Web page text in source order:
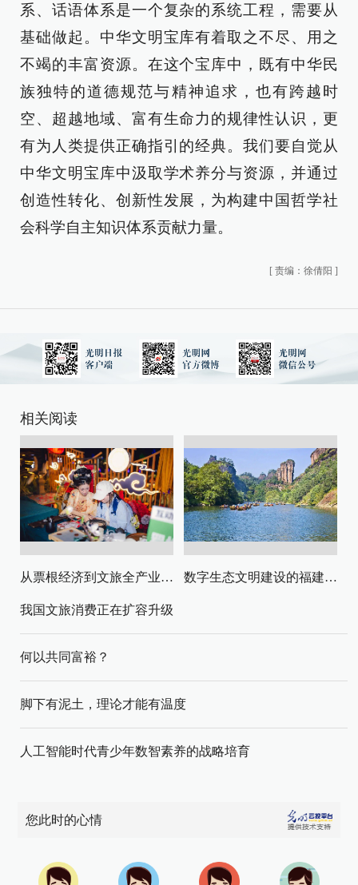
系、话语体系是一个复杂的系统工程，需要从
基础做起。中华文明宝库有着取之不尽、用之
不竭的丰富资源。在这个宝库中，既有中华民
族独特的道德规范与精神追求，也有跨越时
空、超越地域、富有生命力的规律性认识，更
有为人类提供正确指引的经典。我们要自觉从
中华文明宝库中汲取学术养分与资源，并通过
创造性转化、创新性发展，为构建中国哲学社
会科学自主知识体系贡献力量。
[ 责编：徐倩阳 ]
相关阅读
从票根经济到文旅全产业链升级 数字生态文明建设的福建路径与启示
我国文旅消费正在扩容升级
何以共同富裕？
脚下有泥土，理论才能有温度
人工智能时代青少年数智素养的战略培育
您此时的心情